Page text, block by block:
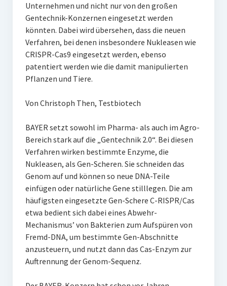
Unternehmen und nicht nur von den großen
Gentechnik-Konzernen eingesetzt werden
könnten. Dabei wird übersehen, dass die neuen
Verfahren, bei denen insbesondere Nukleasen wie
CRISPR-Cas9 eingesetzt werden, ebenso
patentiert werden wie die damit manipulierten
Pflanzen und Tiere.
Von Christoph Then, Testbiotech
BAYER setzt sowohl im Pharma- als auch im Agro-
Bereich stark auf die „Gentechnik 2.0“. Bei diesen
Verfahren wirken bestimmte Enzyme, die
Nukleasen, als Gen-Scheren. Sie schneiden das
Genom auf und können so neue DNA-Teile
einfügen oder natürliche Gene stilllegen. Die am
häufigsten eingesetzte Gen-Schere C-RISPR/Cas
etwa bedient sich dabei eines Abwehr-
Mechanismus’ von Bakterien zum Aufspüren von
Fremd-DNA, um bestimmte Gen-Abschnitte
anzusteuern, und nutzt dann das Cas-Enzym zur
Auftrennung der Genom-Sequenz.